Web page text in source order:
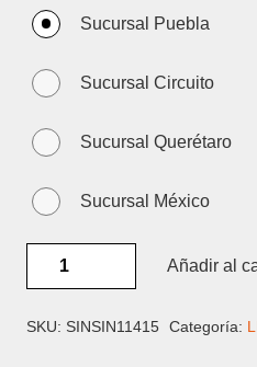
Sucursal Puebla
Sucursal Circuito
Sucursal Querétaro
Sucursal México
14
Añadir al
SKU: SINSIN11415 Categoría: